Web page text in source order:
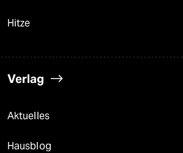
Hitze
Verlag
Aktuelles
Hausblog